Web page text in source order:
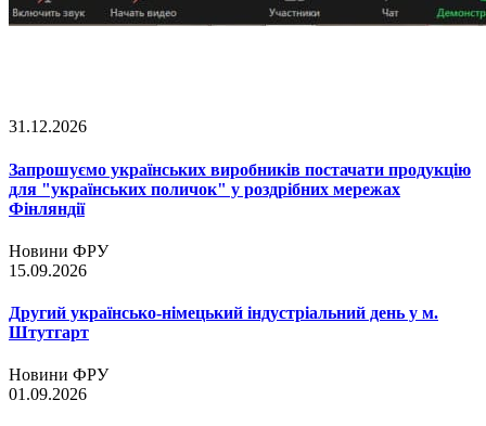
31.12.2026
Запрошуємо українських виробників постачати продукцію
для "українських поличок" у роздрібних мережах
Фінляндії
Новини ФРУ
15.09.2026
Другий українсько-німецький індустріальний день у м.
Штутгарт
Новини ФРУ
01.09.2026